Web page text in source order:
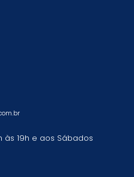
às 19h e aos Sábados